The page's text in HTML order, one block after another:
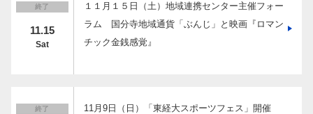
学部入試情報
オープンキャンパス
各種証明書の発行
奨学金
終了
11.15
Sat
１１月１５日（土）地域連携センター主催フォー
ラム 国分寺地域通貨「ぶんじ」と映画『ロマン
チック金銭感覚』
終了 11月9日（日）「東経大スポーツフェス」開催